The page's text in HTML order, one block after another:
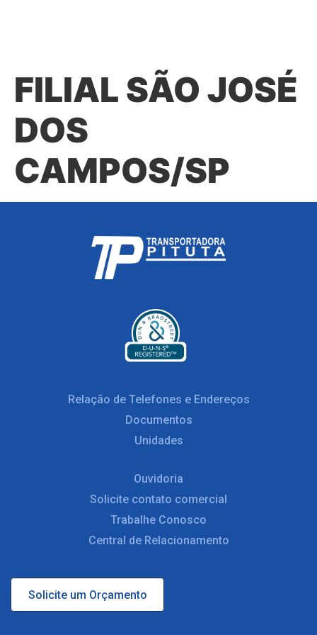
FILIAL SÃO JOSÉ
DOS
CAMPOS/SP
Relação de Telefones e Endereços
Documentos
Unidades
Ouvidoria
Solicite contato comercial
Trabalhe Conosco
Central de Relacionamento
Solicite um Orçamento